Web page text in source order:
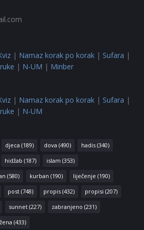
| Namaz korak po korak | Sufara |
| N-UM | Minber
| Namaz korak po korak | Sufara |
| N-UM
djeca (189) dova (490) hadis (340)
hidžab (187) islam (353)
(580) kurban (190) liječenje (190)
post (748) propis (432) propisi (207)
sunnet (227) zabranjeno (231)
žena (433)